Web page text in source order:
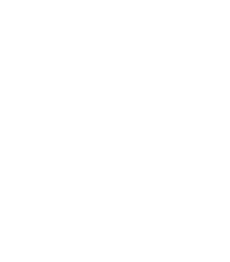
าง สู่อนาคตที่ดีกว่าไปพร้อม